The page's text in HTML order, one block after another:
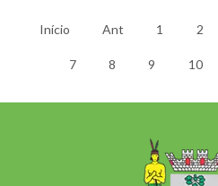
Início
Ant 1 2
7 8 9 10